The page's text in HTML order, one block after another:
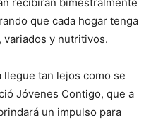
que cada hogar tenga
variados y nutritivos.
llegue tan lejos como se
Jóvenes Contigo, que a
un impulso para